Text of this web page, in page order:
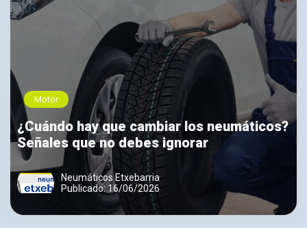
Motor
¿Cuándo hay que cambiar los neumáticos?
Señales que no debes ignorar
Neumáticos Etxebarria
Publicado: 16/06/2026